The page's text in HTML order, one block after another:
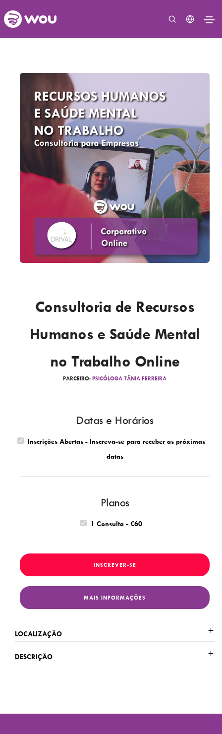
Consultoria de Recursos
Humanos e Saúde Mental
no Trabalho Online
PARCEIRO: PSICÓLOGA TÂNIA FERREIRA
Datas e Horários
Inscrições Abertas - Inscreva-se para receber as próximas
datas
Planos
1 Consulta - €60
INSCREVER-SE
MAIS INFORMAÇÕES
LOCALIZAÇÃO
DESCRIÇÃO